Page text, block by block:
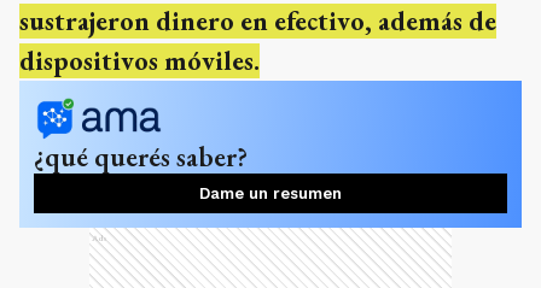
sustrajeron dinero en efectivo, además de
dispositivos móviles.
¿qué querés saber?
Dame un resumen
Ads